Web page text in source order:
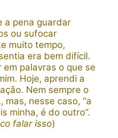
a pena guardar
ou sufocar
muito tempo,
era bem difícil.
palavras o que se
Hoje, aprendi a
Nem sempre o
nesse caso, “a
minha, é do outro”.
falar isso)